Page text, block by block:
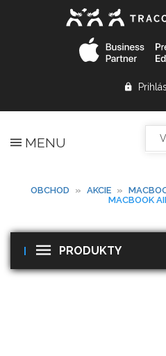
MENU
OBCHOD » AKCIE »
MACBOOK
PRODUKTY